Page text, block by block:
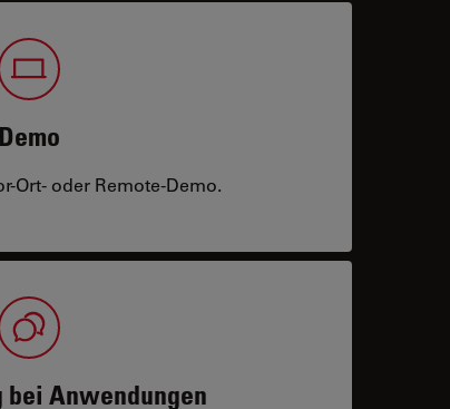
Demo
Ort- oder Remote-Demo.
bei Anwendungen